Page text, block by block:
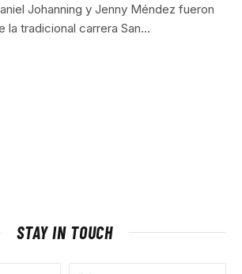
Johanning y Jenny Méndez fueron
la tradicional carrera San…
STAY IN TOUCH